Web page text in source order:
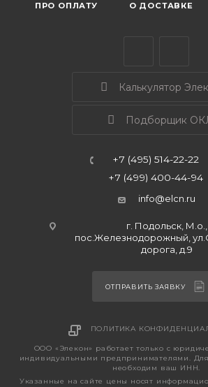
ПРО ОПЛАТУ О ДОСТАВКЕ
Калькулятор
Подборщик
+7 (495) 514-22-22
+7 (499) 400-44-94
info@elcn.ru
г. Подольск, М.о.,
пос.Железнодорожный,
дорога, д.9
ОТПРАВИТЬ ЗАЯВКУ
ПОЛИТИКА
ООО «Элекон» работает только с
индивидуальными предпринимателями.
необходим ваш ИНН.
Указанные на сайте цены носят